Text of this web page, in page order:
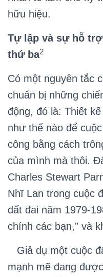
hữu hiệu.
Tự lập và sự hỗ
thứ ba2
Có một nguyên tắc
chuẩn bị những
động, đó là: Thiết
như thế nào để
công bằng cách
của mình mà thôi.
Charles Stewart
Nhĩ Lan trong cuộc
đất đai năm 1979-
chính các bạn,” và
Giả dụ một cuộc
mạnh mẽ đang